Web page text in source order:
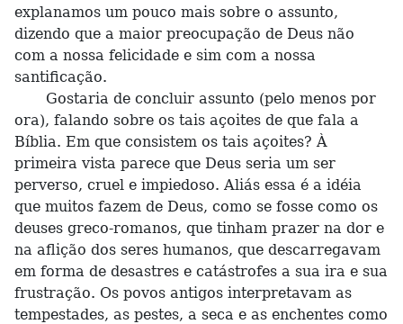
explanamos um pouco mais sobre o assunto,
dizendo que a maior preocupação de Deus não
com a nossa felicidade e sim com a nossa
santificação.
Gostaria de concluir assunto (pelo menos por
ora), falando sobre os tais açoites de que fala a
Bíblia. Em que consistem os tais açoites? À
primeira vista parece que Deus seria um ser
perverso, cruel e impiedoso. Aliás essa é a idéia
que muitos fazem de Deus, como se fosse como os
deuses greco-romanos, que tinham prazer na dor e
na aflição dos seres humanos, que descarregavam
em forma de desastres e catástrofes a sua ira e sua
frustração. Os povos antigos interpretavam as
tempestades, as pestes, a seca e as enchentes como